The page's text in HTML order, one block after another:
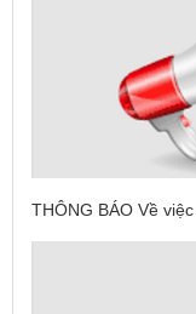
THÔNG BÁO Về